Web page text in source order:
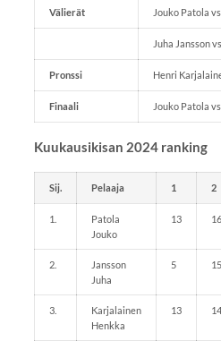
Välierät Jouko Patola
Juha Jansson
Pronssi Henri
Finaali Jouko Patola
Kuukausikisan 2024 ranking
Sij. Pelaaja 1 2
1.
Patola
Jouko
13 16
2.
Jansson
Juha
5 15
3.
Karjalainen
Henkka
13 14